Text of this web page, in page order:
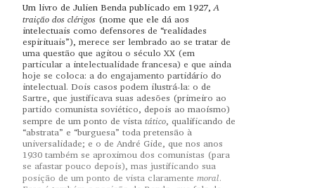
Um livro de Julien Benda publicado em 1927, A
traição dos clérigos (nome que ele dá aos
intelectuais como defensores de “realidades
espirituais”), merece ser lembrado ao se tratar de
uma questão que agitou o século XX (em
particular a intelectualidade francesa) e que ainda
hoje se coloca: a do engajamento partidário do
intelectual. Dois casos podem ilustrá-la: o de
Sartre, que justificava suas adesões (primeiro ao
partido comunista soviético, depois ao maoísmo)
sempre de um ponto de vista tático , qualificando de
“abstrata” e “burguesa” toda pretensão à
universalidade; e o de André Gide, que nos anos
1930 também se aproximou dos comunistas (para
se afastar pouco depois), mas justificando sua
posição de um ponto de vista claramente moral.